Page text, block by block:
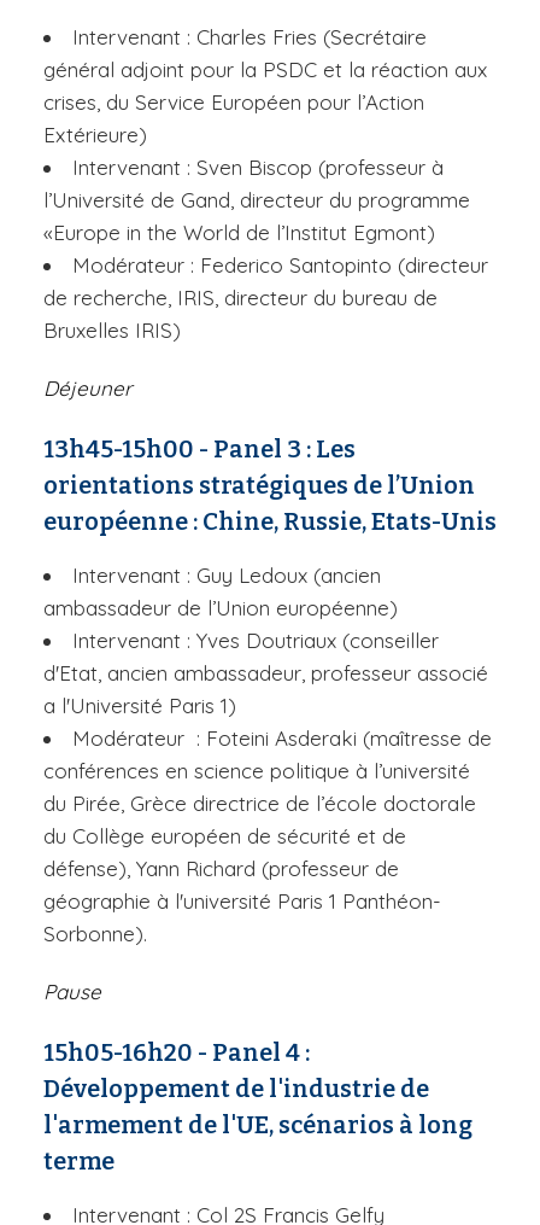
Intervenant : Charles Fries (Secrétaire
général adjoint pour la PSDC et la réaction aux
crises, du Service Européen pour l’Action
Extérieure)
Intervenant : Sven Biscop (professeur à
l’Université de Gand, directeur du programme
«Europe in the World de l’Institut Egmont)
Modérateur : Federico Santopinto (directeur
de recherche, IRIS, directeur du bureau de
Bruxelles IRIS)
Déjeuner
13h45-15h00 - Panel 3 : Les
orientations stratégiques de l’Union
européenne : Chine, Russie, Etats-Unis
Intervenant : Guy Ledoux (ancien
ambassadeur de l’Union européenne)
Intervenant : Yves Doutriaux (conseiller
d'Etat, ancien ambassadeur, professeur associé
a l'Université Paris 1)
Modérateur : Foteini Asderaki (maîtresse de
conférences en science politique à l’université
du Pirée, Grèce directrice de l’école doctorale
du Collège européen de sécurité et de
défense), Yann Richard (professeur de
géographie à l'université Paris 1 Panthéon-
Sorbonne).
Pause
15h05-16h20 - Panel 4 :
Développement de l'industrie de
l'armement de l'UE, scénarios à long
terme
Intervenant : Col 2S Francis Gelfy